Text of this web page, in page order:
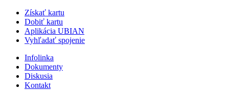
Získať kartu
Dobiť kartu
Aplikácia UBIAN
Vyhľadať spojenie
Infolinka
Dokumenty
Diskusia
Kontakt